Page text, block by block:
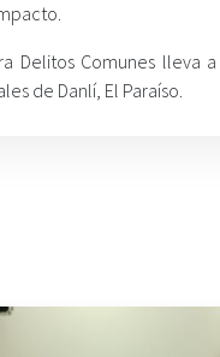
Delitos Comunes
de Danlí, El Paraíso.